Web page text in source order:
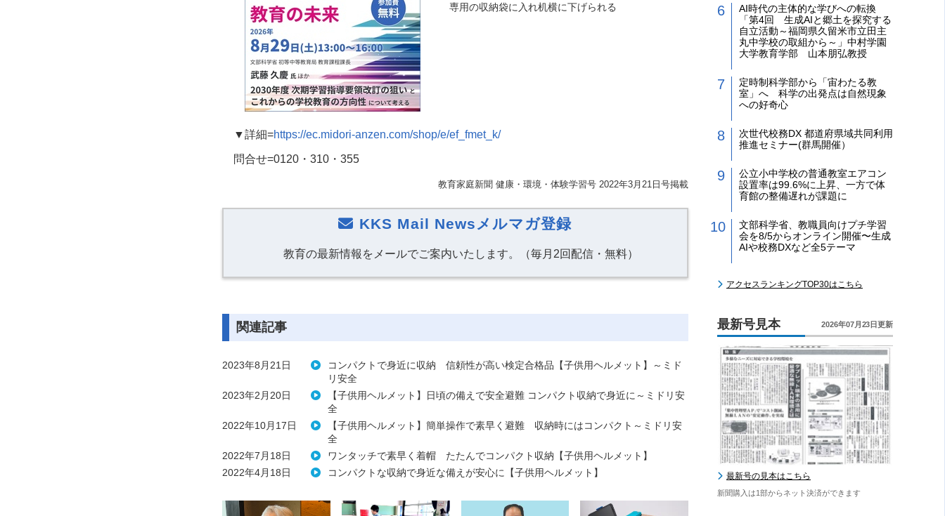
専用の収納袋に入れ机横に下げられる
▼詳細=https://ec.midori-anzen.com/shop/e/ef_fmet_k/
問合せ=0120 ・ 310 ・ 355
教育家庭新聞 健康・環境・体験学習号 2022年3月21日号掲載
KKS Mail Newsメルマガ登録
教育の最新情報をメールでご案内いたします。（毎月2回配信・無料）
関連記事
2023年8月21日
コンパクトで身近に収納 信頼性が高い検定合格品【子供用ヘルメット】～ミド
リ安全
2023年2月20日
【子供用ヘルメット】日頃の備えで安全避難 コンパクト収納で身近に～ミドリ安
全
2022年10月17日
【子供用ヘルメット】簡単操作で素早く避難 収納時にはコンパクト～ミドリ安
全
2022年7月18日
ワンタッチで素早く着帽 たたんでコンパクト収納【子供用ヘルメット】
2022年4月18日
コンパクトな収納で身近な備えが安心に【子供用ヘルメット】
AI時代の主体的な学びへの転換
「第4回 生成AIと郷土を探究する
自立活動～福岡県久留米市立田主
丸中学校の取組から～」中村学園
大学教育学部 山本朋弘教授
定時制科学部から「宙わたる教
室」へ 科学の出発点は自然現象
への好奇心
次世代校務DX 都道府県域共同利用
推進セミナー(群馬開催）
公立小中学校の普通教室エアコン
設置率は99.6%に上昇、一方で体
育館の整備遅れが課題に
文部科学省、教職員向けプチ学習
会を8/5からオンライン開催〜生成
AIや校務DXなど全5テーマ
アクセスランキングTOP30はこちら
最新号見本 2026年07月23日更新
最新号の見本はこちら
新聞購入は1部からネット決済ができます